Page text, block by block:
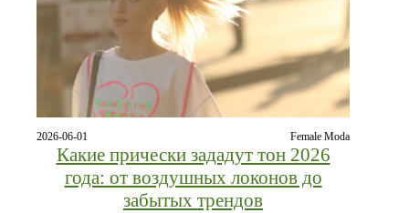
2026-06-01 Female Moda
Какие прически зададут тон 2026
года: от воздушных локонов до
забытых трендов